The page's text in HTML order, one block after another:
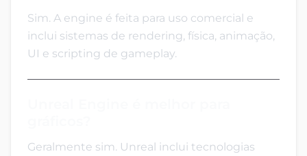
Sim. A engine é feita para uso comercial e
inclui sistemas de rendering, física, animação,
UI e scripting de gameplay.
Geralmente sim. Unreal inclui tecnologias